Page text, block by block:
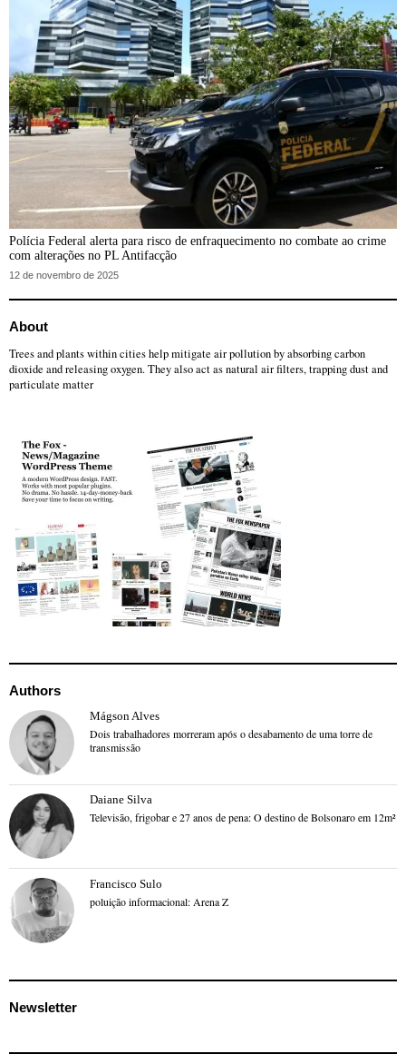
Polícia Federal alerta para risco de enfraquecimento no combate ao crime
com alterações no PL Antifacção
12 de novembro de 2025
About
Trees and plants within cities help mitigate air pollution by absorbing carbon
dioxide and releasing oxygen. They also act as natural air filters, trapping dust and
particulate matter
Authors
Mágson Alves
Dois trabalhadores morreram após o desabamento de uma torre de
transmissão
Daiane Silva
Televisão, frigobar e 27 anos de pena: O destino de Bolsonaro em 12m²
Francisco Sulo
poluição informacional: Arena Z
Newsletter